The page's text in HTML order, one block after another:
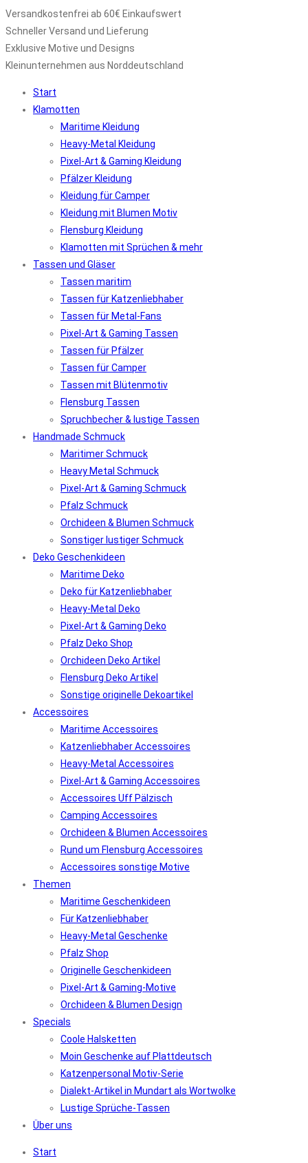
Versandkostenfrei ab 60€ Einkaufswert
Schneller Versand und Lieferung
Exklusive Motive und Designs
Kleinunternehmen aus Norddeutschland
Start
Klamotten
Maritime Kleidung
Heavy-Metal Kleidung
Pixel-Art & Gaming Kleidung
Pfälzer Kleidung
Kleidung für Camper
Kleidung mit Blumen Motiv
Flensburg Kleidung
Klamotten mit Sprüchen & mehr
Tassen und Gläser
Tassen maritim
Tassen für Katzenliebhaber
Tassen für Metal-Fans
Pixel-Art & Gaming Tassen
Tassen für Pfälzer
Tassen für Camper
Tassen mit Blütenmotiv
Flensburg Tassen
Spruchbecher & lustige Tassen
Handmade Schmuck
Maritimer Schmuck
Heavy Metal Schmuck
Pixel-Art & Gaming Schmuck
Pfalz Schmuck
Orchideen & Blumen Schmuck
Sonstiger lustiger Schmuck
Deko Geschenkideen
Maritime Deko
Deko für Katzenliebhaber
Heavy-Metal Deko
Pixel-Art & Gaming Deko
Pfalz Deko Shop
Orchideen Deko Artikel
Flensburg Deko Artikel
Sonstige originelle Dekoartikel
Accessoires
Maritime Accessoires
Katzenliebhaber Accessoires
Heavy-Metal Accessoires
Pixel-Art & Gaming Accessoires
Accessoires Uff Pälzisch
Camping Accessoires
Orchideen & Blumen Accessoires
Rund um Flensburg Accessoires
Accessoires sonstige Motive
Themen
Maritime Geschenkideen
Für Katzenliebhaber
Heavy-Metal Geschenke
Pfalz Shop
Originelle Geschenkideen
Pixel-Art & Gaming-Motive
Orchideen & Blumen Design
Specials
Coole Halsketten
Moin Geschenke auf Plattdeutsch
Katzenpersonal Motiv-Serie
Dialekt-Artikel in Mundart als Wortwolke
Lustige Sprüche-Tassen
Über uns
Start